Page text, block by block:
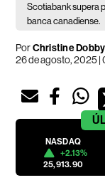
Scotiabank supera
banca canadiense.
PorChristine Dobby
26 de agosto, 2025 |
NASDAQ
+2.13%
25,913.90